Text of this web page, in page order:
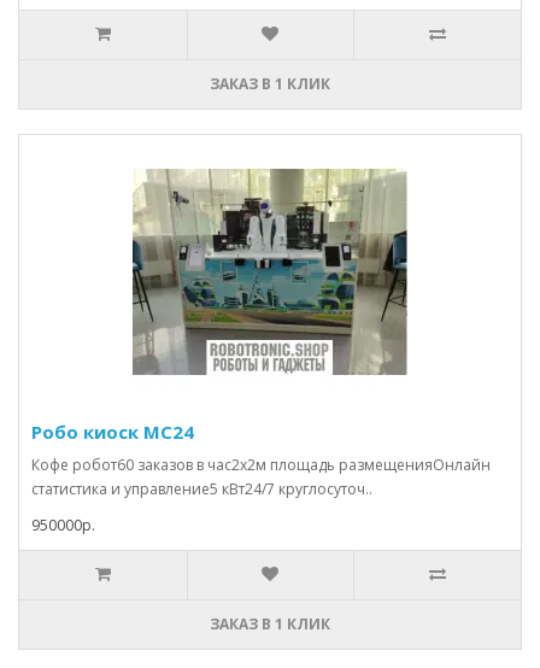
ЗАКАЗ В 1 КЛИК
Робо киоск MC24
Кофе робот60 заказов в час2x2м площадь размещенияОнлайн
статистика и управление5 кВт24/7 круглосуточ..
950000р.
ЗАКАЗ В 1 КЛИК